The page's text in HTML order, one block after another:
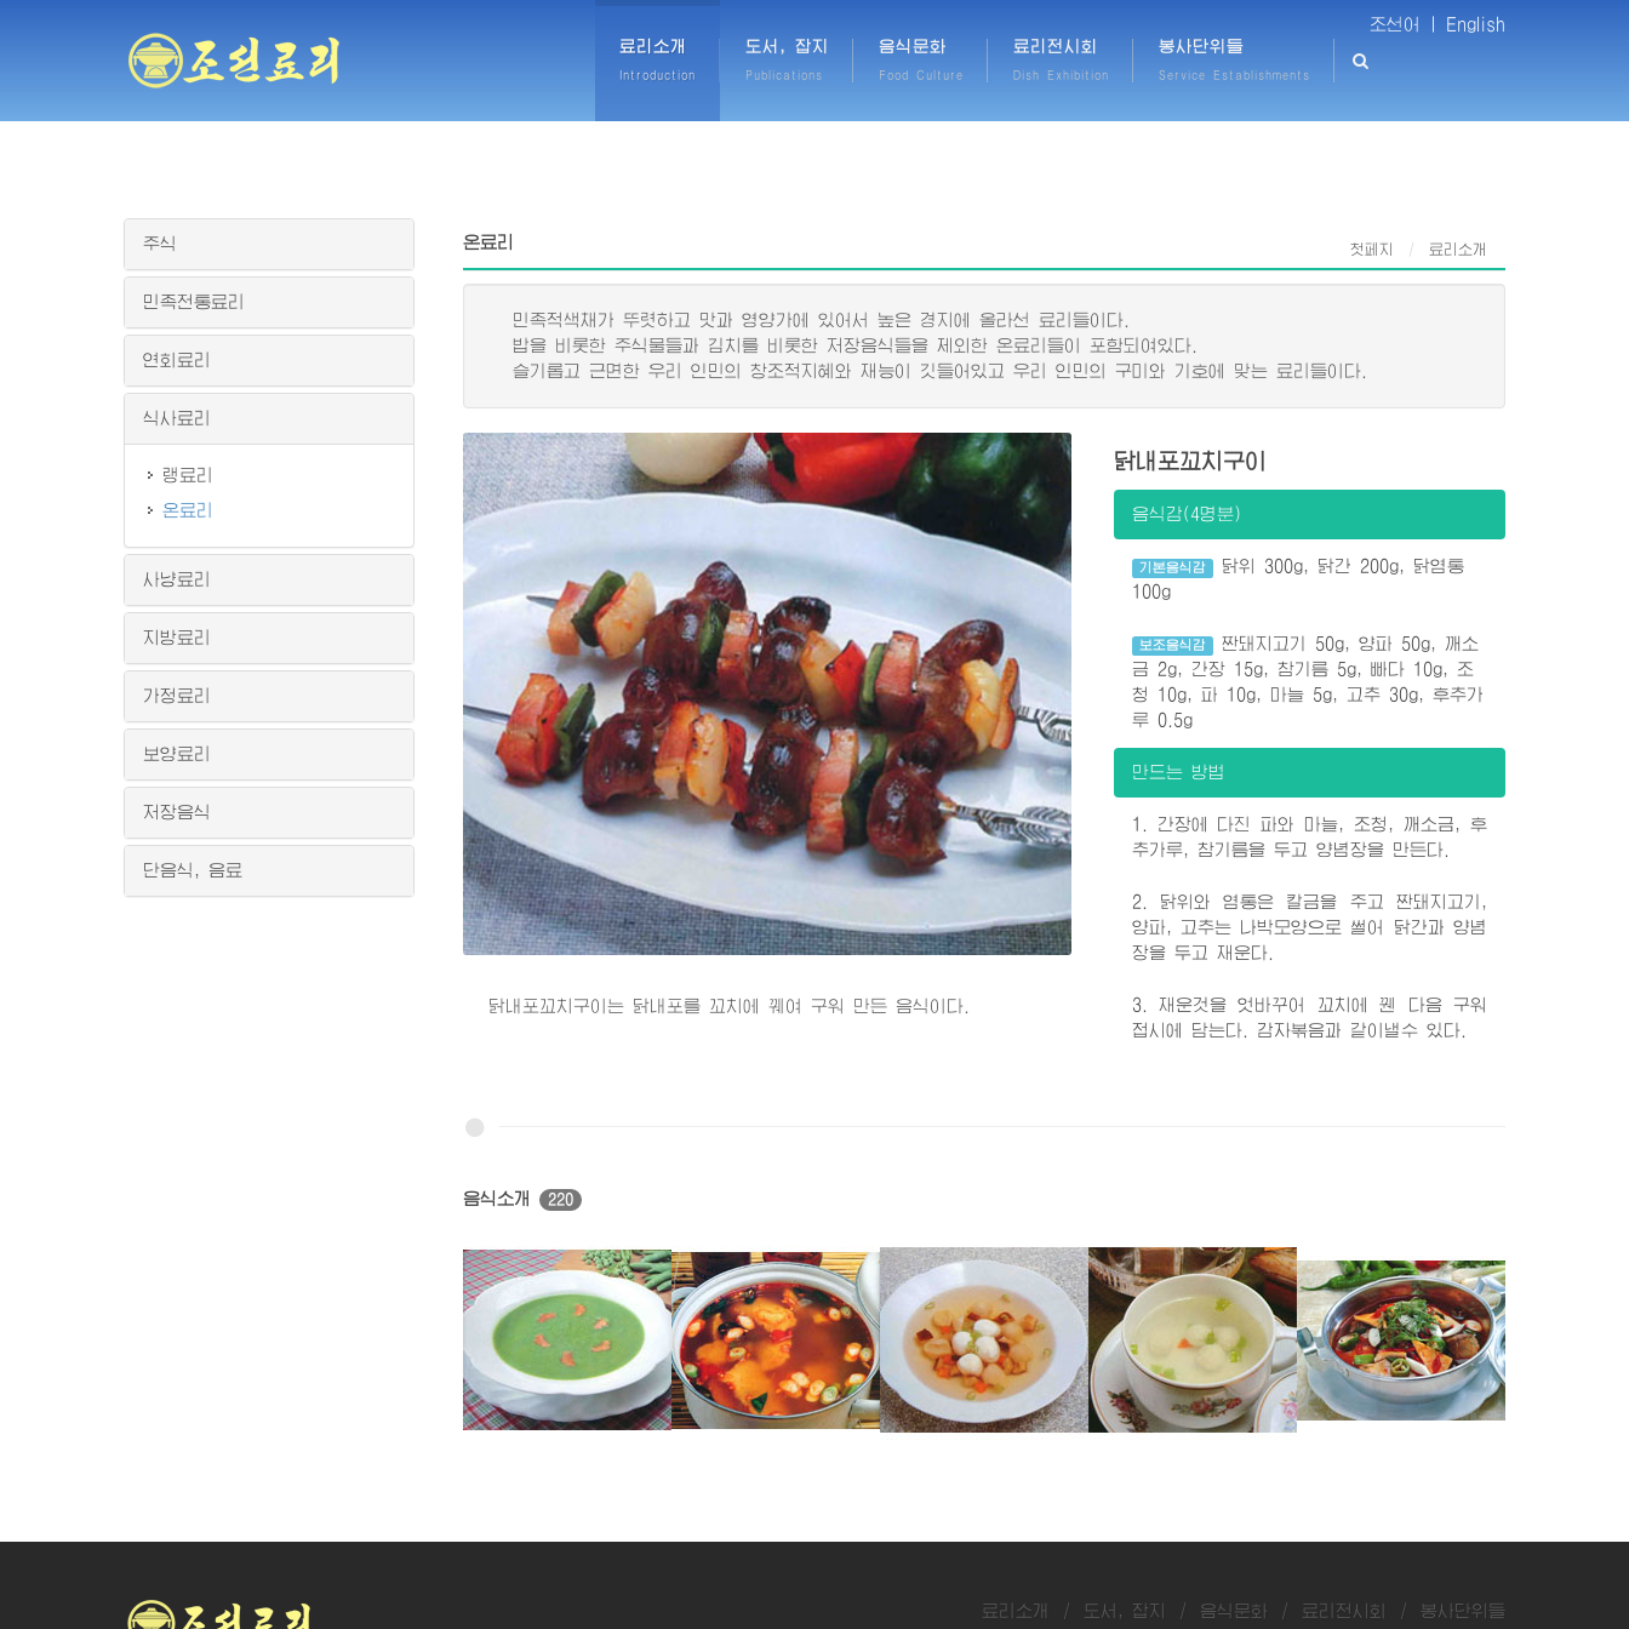
조선어 | English
료리소개
Introduction
도서, 잡지
Publications
음식문화
Food Culture
료리전시회
Dish Exhibition
봉사단위들
Service Establishments
온료리 첫페지 료리소개
민족적색채가 뚜렷하고 맛과 영양가에 있어서 높은 경지에 올라선 료리들이다.
밥을 비롯한 주식물들과 김치를 비롯한 저장음식들을 제외한 온료리들이 포함되여있다.
슬기롭고 근면한 우리 인민의 창조적지혜와 재능이 깃들어있고 우리 인민의 구미와 기호에 맞는 료리들이다.
닭내포꼬치구이는 닭내포를 꼬치에 꿰여 구워 만든 음식이다.
닭내포꼬치구이
음식감(4명분)
기본음식감
닭위 300g, 닭간 200g, 닭염통
100g
보조음식감
짠돼지고기 50g, 양파 50g, 깨소
금 2g, 간장 15g, 참기름 5g, 빠다 10g, 조
청 10g, 파 10g, 마늘 5g, 고추 30g, 후추가
루 0.5g
만드는 방법
1. 간장에 다진 파와 마늘, 조청, 깨소금, 후
추가루, 참기름을 두고 양념장을 만든다.
2. 닭위와 염통은 칼금을 주고 짠돼지고기,
양파, 고추는 나박모양으로 썰어 닭간과 양념
장을 두고 재운다.
3. 재운것을 엇바꾸어 꼬치에 꿴 다음 구워
접시에 담는다. 감자볶음과 같이낼수 있다.
음식소개 220
주식
민족전통료리
연회료리
식사료리
랭료리
온료리
사냥료리
지방료리
가정료리
보양료리
저장음식
단음식, 음료
료리소개 / 도서, 잡지 / 음식문화 / 료리전시회 / 봉사단위들